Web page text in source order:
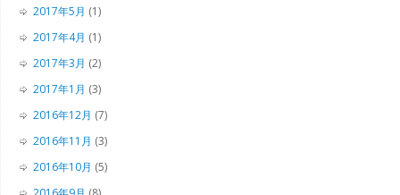
2017年5月 (1)
2017年4月 (1)
2017年3月 (2)
2017年1月 (3)
2016年12月 (7)
2016年11月 (3)
2016年10月 (5)